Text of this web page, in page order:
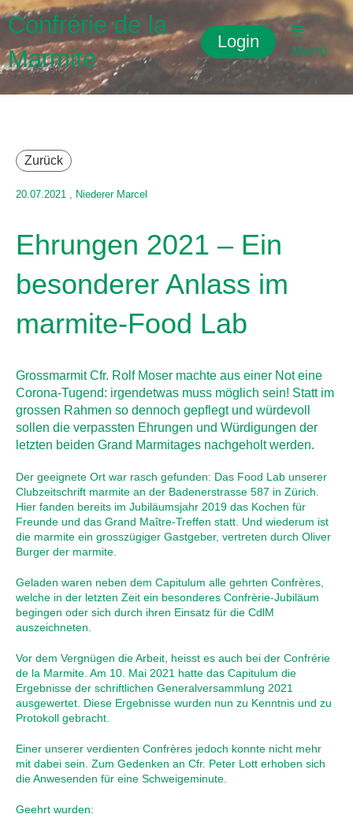
Confrérie de la
Marmite
Login Menü
Zurück
20.07.2021 , Niederer Marcel
Ehrungen 2021 – Ein
besonderer Anlass im
marmite-Food Lab
Grossmarmit Cfr. Rolf Moser machte aus einer Not eine
Corona-Tugend: irgendetwas muss möglich sein! Statt im
grossen Rahmen so dennoch gepflegt und würdevoll
sollen die verpassten Ehrungen und Würdigungen der
letzten beiden Grand Marmitages nachgeholt werden.
Der geeignete Ort war rasch gefunden: Das Food Lab unserer
Clubzeitschrift marmite an der Badenerstrasse 587 in Zürich.
Hier fanden bereits im Jubiläumsjahr 2019 das Kochen für
Freunde und das Grand Maître-Treffen statt. Und wiederum ist
die marmite ein grosszügiger Gastgeber, vertreten durch Oliver
Burger der marmite.
Geladen waren neben dem Capitulum alle gehrten Confrères,
welche in der letzten Zeit ein besonderes Confrèrie-Jubiläum
begingen oder sich durch ihren Einsatz für die CdlM
auszeichneten.
Vor dem Vergnügen die Arbeit, heisst es auch bei der Confrérie
de la Marmite. Am 10. Mai 2021 hatte das Capitulum die
Ergebnisse der schriftlichen Generalversammlung 2021
ausgewertet. Diese Ergebnisse wurden nun zu Kenntnis und zu
Protokoll gebracht.
Einer unserer verdienten Confrères jedoch konnte nicht mehr
mit dabei sein. Zum Gedenken an Cfr. Peter Lott erhoben sich
die Anwesenden für eine Schweigeminute.
Geehrt wurden: